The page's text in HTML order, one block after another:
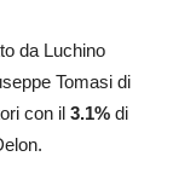
da Luchino
Tomasi di
con il 3.1% di